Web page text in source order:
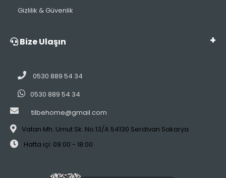
Gizlilik & Güvenlik
Bize Ulaşın
0530 889 54 34
0530 889 54 34
tilbehome@gmail.com
Vatan Mh. Umut Sk. No:13/A 54130 Serdivan Sakarya
Hafta içi: 09:00 - 18:00